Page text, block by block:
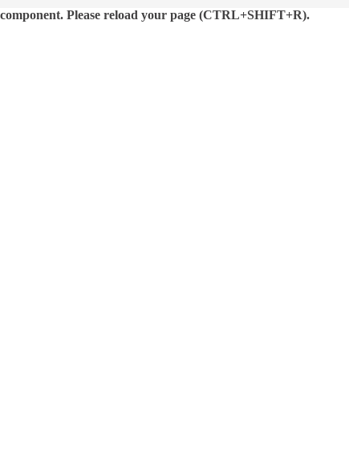
Please reload your page (CTRL+SHIFT+R).